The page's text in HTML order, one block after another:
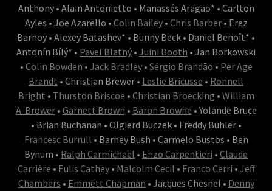
Anthony • Alain Antonietto • Manassés Aragão* • Carlton
Ayles • Joe Azarello • Colin Bailey• Chris Barber• Erez
Barnoy • Alexey Batashev* • Bunny Beck • Daniel Benoît* •
Antonín Bílý* • Pavel Blatný • Juini Booth • Jan Borkowski
• Colin Bowden • Jack Bradley• Sérgio Brandão • Per Age
Brandt • Christian Brewer • Leslie Bricusse • Ronnell
Bright • Thurston Briscoe • Christian Broecking • William
A. Brower• Garnett Brown • Baron Browne • Yolande Bruce
• Brian Buchanan • Olgierd Buczek • Freddy Bühler •
Francesc Burrull • Barney Bush • Carmelo Bustos • Ben
Bynum • Ralph Carmichael • Enzo Carpentieri • Claude
Carrière • Eulis Cathey• Malcolm Cecil • Franco Cerri • Jeff
Chambers • Emmett Chapman • Jacques Chesnel • Denny